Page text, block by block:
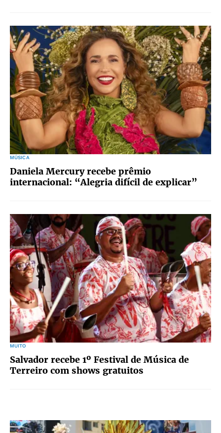
MÚSICA
Daniela Mercury recebe prêmio
internacional: “Alegria difícil de explicar”
MUITO
Salvador recebe 1º Festival de Música de
Terreiro com shows gratuitos